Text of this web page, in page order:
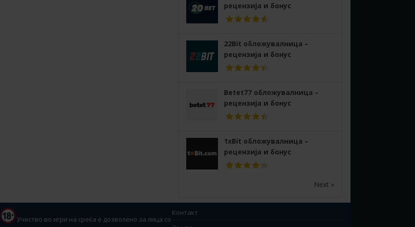
рецензија и бонус
22Bit обложувалница –
рецензија и бонус
Betet77 обложувалница –
рецензија и бонус
1xBit обложувалница –
рецензија и бонус
Next »
Учество во игри на среќа е дозволено за лица со
Контакт